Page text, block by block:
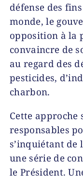
défense des
monde, le
opposition à la
convaincre de
au regard des
pesticides,
charbon.
Cette approche
responsables
s’inquiétant
une série de
le Président.